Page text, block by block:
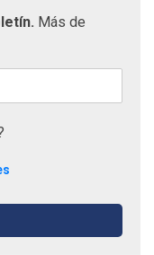
Más de